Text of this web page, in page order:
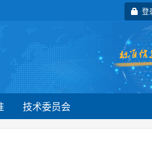
登
技术委员会